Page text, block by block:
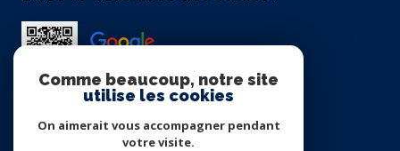
Agence membre
Comme beaucoup, notre site
utilise les cookies
On aimerait vous accompagner pendant
votre visite.